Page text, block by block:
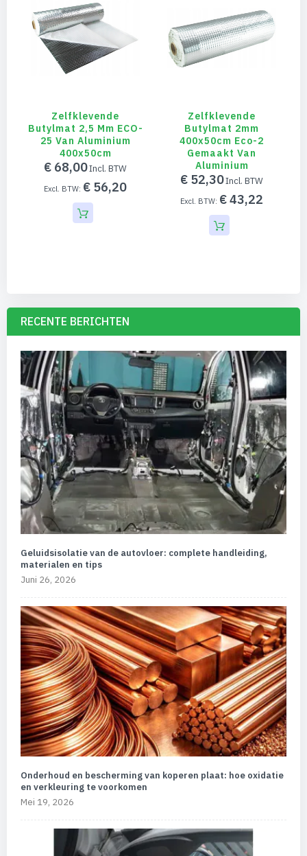
Zelfklevende
Butylmat 2,5 Mm ECO-
25 Van Aluminium
400x50cm
€ 68,00
€ 56,20
Zelfklevende
Butylmat 2mm
400x50cm Eco-2
Gemaakt Van
Aluminium
€ 52,30
€ 43,22
RECENTE BERICHTEN
Geluidsisolatie van de autovloer: complete handleiding,
materialen en tips
Juni 26, 2026
Onderhoud en bescherming van koperen plaat: hoe oxidatie
en verkleuring te voorkomen
Mei 19, 2026